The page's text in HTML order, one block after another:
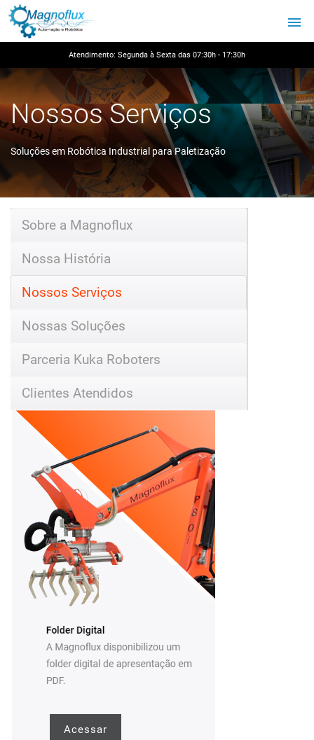
Atendimento: Segunda à Sexta das 07:30h - 17:30h
Nossos Serviços
Soluções em Robótica Industrial para Paletização
Nossos Serviços
Sobre a Magnoflux
Nossa História
Nossos Serviços
Nossas Soluções
Parceria Kuka Roboters
Clientes Atendidos
Acessar